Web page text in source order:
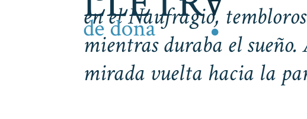
en el Naufragio,
mientras duraba el
mirada vuelta hacia la